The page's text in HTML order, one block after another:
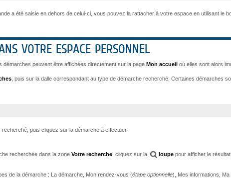
a été saisie en dehors de celui-ci, vous pouvez la rattacher à votre espace en utilisant le
VOTRE ESPACE PERSONNEL
démarches peuvent être affichées directement sur la page Mon accueil où elles sont alors
, puis sur la dalle correspondant au type de démarche recherché. Certaines démarches
puis cliquez sur la démarche à effectuer.
recherchée dans la zone Votre recherche , cliquez sur la loupe pour afficher le
de la démarche : La démarche, Mon rendez-vous (étape optionnelle), Mes informations,